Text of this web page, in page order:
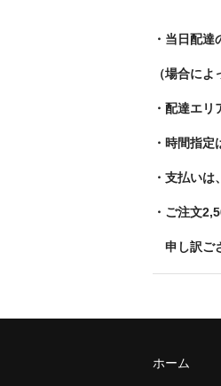
・当日配
（場合に
・ 配達エリ
・時間指
・支払いは
・ご注文
申し訳ご
ホーム